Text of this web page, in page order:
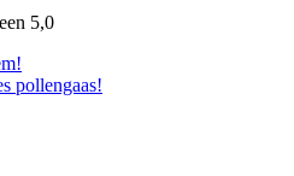
5,0
pollengaas!